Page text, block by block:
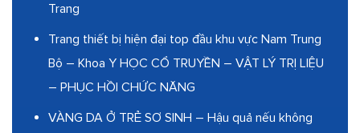
Trang
Trang thiết bị hiện đại top đầu khu vực Nam Trung
Bộ – Khoa Y HỌC CỔ TRUYỀN – VẬT LÝ TRỊ LIỆU
– PHỤC HỒI CHỨC NĂNG
VÀNG DA Ở TRẺ SƠ SINH – Hậu quả nếu không